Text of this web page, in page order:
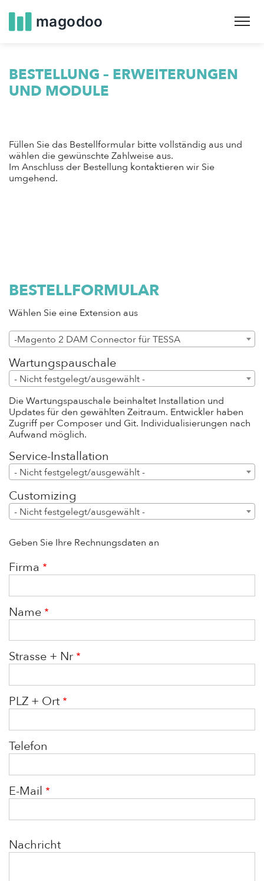
main
BESTELLUNG – ERWEITERUNGEN
UND MODULE
Füllen Sie das Bestellformular bitte vollständig aus und
wählen die gewünschte Zahlweise aus.
Im Anschluss der Bestellung kontaktieren wir Sie
umgehend.
BESTELLFORMULAR
Wählen Sie eine Extension aus
Modul
-Magento 2 DAM Connector für TESSA
Wartungspauschale
- Nicht festgelegt/ausgewählt -
Die Wartungspauschale beinhaltet Installation und
Updates für den gewählten Zeitraum. Entwickler haben
Zugriff per Composer und Git. Individualisierungen nach
Aufwand möglich.
Service-Installation
- Nicht festgelegt/ausgewählt -
Customizing
- Nicht festgelegt/ausgewählt -
Geben Sie Ihre Rechnungsdaten an
Firma
Name
Strasse + Nr
PLZ + Ort
Telefon
E-Mail
Nachricht